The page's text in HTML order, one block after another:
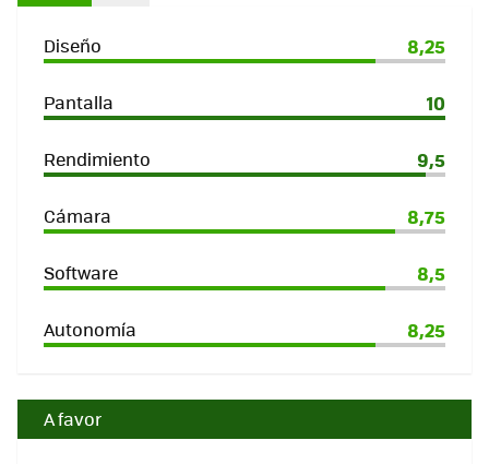
Diseño 8,25
Pantalla 10
Rendimiento 9,5
Cámara 8,75
Software 8,5
Autonomía 8,25
A favor